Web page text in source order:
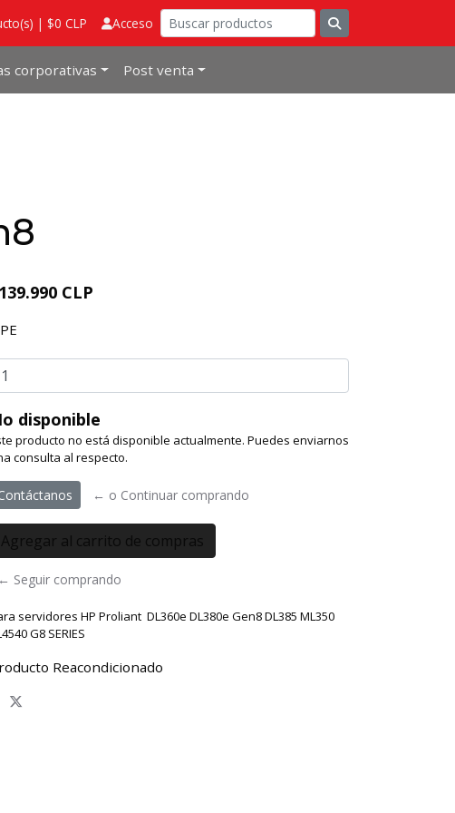
| $0 CLP Acceso
corporativas Post venta
CLP
disponible
producto no está disponible actualmente. Puedes enviarnos
consulta al respecto.
← o Continuar comprando
← Seguir comprando
servidores HP Proliant DL360e DL380e Gen8 DL385 ML350
G8 SERIES
Reacondicionado